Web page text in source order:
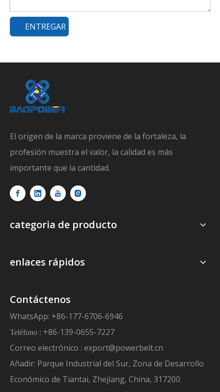
ENTREGAR
El origen de la marca proviene de la fortaleza, la
profesión muestra el valor, la calidad es más
importante que la cantidad.
categoria de producto
enlaces rápidos
Contáctenos
WhatsApp: +86-177-6706-6946
Teléfono : +86-139-0655-7227
Correo electrónico : export@powerbelt.cn
Añadir: Parque Industrial del Sur, Zona de Desarrollo
Económico de Tiantai, Zhejiang, China, 317200.